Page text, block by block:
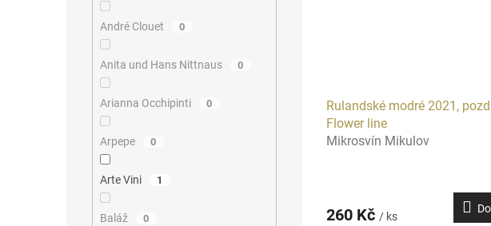
André Clouet 0
Anita und Hans Nittnaus 0
Arianna Occhipinti 0
Arpepe 0
Arte Vini 1
Baláž 0
Rulandské modré 2021,
Flower line
Mikrosvín Mikulov
260 Kč / ks